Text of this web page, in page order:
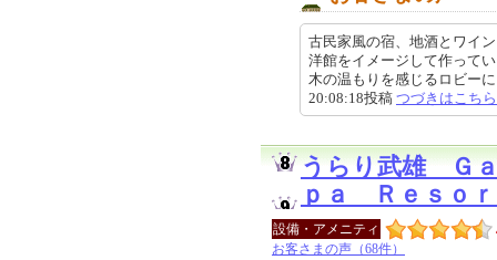
古民家風の宿、地酒とワイ
洋館をイメージして作って
木の温もりを感じるロビー
20:08:18投稿 つづきはこちら
うらり武雄 Ｇ
ｐａ Ｒｅｓｏ
設備・アメニティ
お客さまの声（68件）